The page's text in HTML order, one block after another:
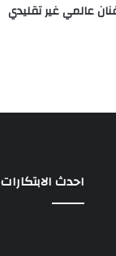
عالمي غير تقليدي
احدث الابتكارات